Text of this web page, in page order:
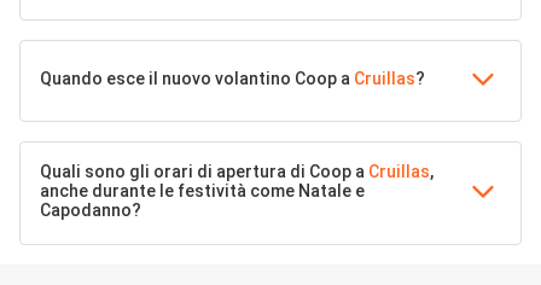
Quando esce il nuovo volantino Coop a Cruillas?
Quali sono gli orari di apertura di Coop a Cruillas,
anche durante le festività come Natale e
Capodanno?